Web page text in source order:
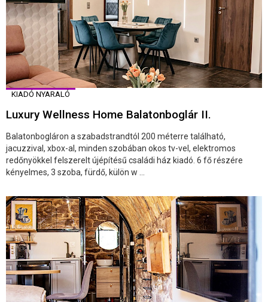
KIADÓ NYARALÓ
Luxury Wellness Home Balatonboglár II.
Balatonbogláron a szabadstrandtól 200 méterre található,
jacuzzival, xbox-al, minden szobában okos tv-vel, elektromos
redőnyökkel felszerelt újépítésű családi ház kiadó. 6 fő részére
kényelmes, 3 szoba, fürdő, külön w ...